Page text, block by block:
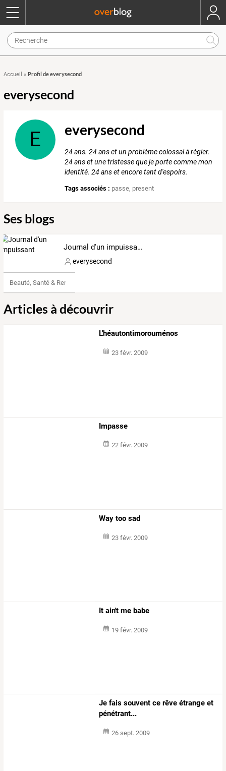
Accueil » Profil de everysecond
everysecond
E everysecond
24 ans. 24 ans et un problème colossal à régler.
24 ans et une tristesse que je porte comme mon
identité. 24 ans et encore tant d'espoirs.
Tags associés : passe, present
Ses blogs
Journal d'un impuissant
everysecond
Beauté, Santé & Remise en forme
Articles à découvrir
L'héautontimorouménos
23 févr. 2009
Impasse
22 févr. 2009
Way too sad
23 févr. 2009
It ain't me babe
19 févr. 2009
Je fais souvent ce rêve étrange et
pénétrant...
26 sept. 2009